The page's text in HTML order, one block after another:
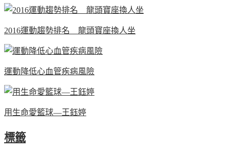
2016運動趨勢排名 龍頭寶座換人坐
運動降低心血管疾病風險
用生命愛籃球—王鈺婷
標籤